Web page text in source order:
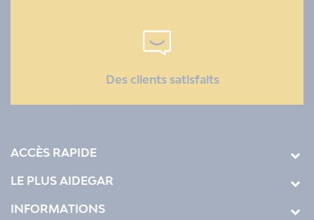
Des clients satisfaits
ACCÈS RAPIDE
LE PLUS AIDEGAR
INFORMATIONS